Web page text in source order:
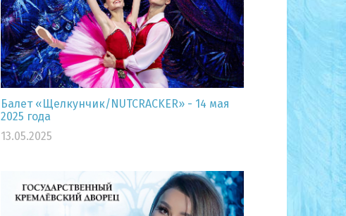
Балет «Щелкунчик/NUTCRACKER» - 14 мая
2025 года
13.05.2025